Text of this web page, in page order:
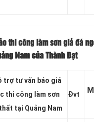
thi công làm sơn giả đá
Nam của Thành Đạt
trợ tư vấn báo giá
thi công làm sơn
tại Quảng Nam
Đvt